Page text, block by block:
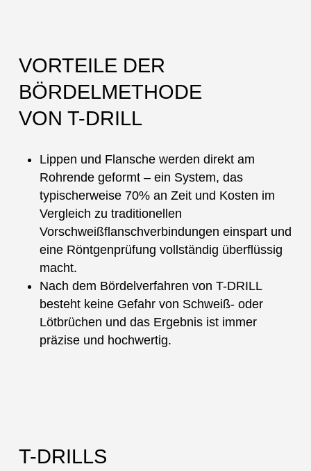
VORTEILE DER
BÖRDELMETHODE
VON T-DRILL
Lippen und Flansche werden direkt am
Rohrende geformt – ein System, das
typischerweise 70% an Zeit und Kosten im
Vergleich zu traditionellen
Vorschweißflanschverbindungen einspart und
eine Röntgenprüfung vollständig überflüssig
macht.
Nach dem Bördelverfahren von T-DRILL
besteht keine Gefahr von Schweiß- oder
Lötbrüchen und das Ergebnis ist immer
präzise und hochwertig.
T-DRILLS